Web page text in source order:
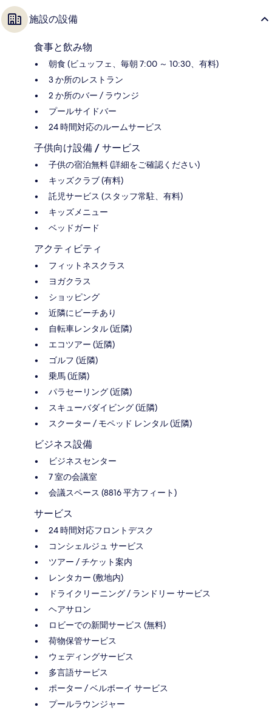
施設の設備
食事と飲み物
朝食 (ビュッフェ、毎朝 7:00 ～ 10:30、有料)
3 か所のレストラン
2 か所のバー / ラウンジ
プールサイドバー
24 時間対応のルームサービス
子供向け設備 / サービス
子供の宿泊無料 (詳細をご確認ください)
キッズクラブ (有料)
託児サービス (スタッフ常駐、有料)
キッズメニュー
ベッドガード
アクティビティ
フィットネスクラス
ヨガクラス
ショッピング
近隣にビーチあり
自転車レンタル (近隣)
エコツアー (近隣)
ゴルフ (近隣)
乗馬 (近隣)
パラセーリング (近隣)
スキューバダイビング (近隣)
スクーター / モペッド レンタル (近隣)
ビジネス設備
ビジネスセンター
7 室の会議室
会議スペース (8816 平方フィート)
サービス
24 時間対応フロントデスク
コンシェルジュ サービス
ツアー / チケット案内
レンタカー (敷地内)
ドライクリーニング / ランドリー サービス
ヘアサロン
ロビーでの新聞サービス (無料)
荷物保管サービス
ウェディングサービス
多言語サービス
ポーター / ベルボーイ サービス
プールラウンジャー